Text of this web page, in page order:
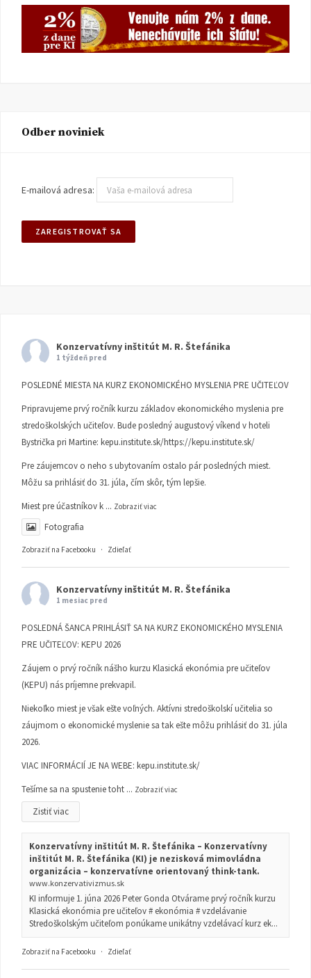
Odber noviniek
E-mailová adresa:
Konzervatívny inštitút M. R. Štefánika
1 týždeň pred
POSLEDNÉ MIESTA NA KURZ EKONOMICKÉHO MYSLENIA PRE UČITEĽOV
Pripravujeme prvý ročník kurzu základov ekonomického myslenia pre
stredoškolských učiteľov. Bude posledný augustový víkend v hoteli
Bystrička pri Martine: kepu.institute.sk/https://kepu.institute.sk/
Pre záujemcov o neho s ubytovaním ostalo pár posledných miest.
Môžu sa prihlásiť do 31. júla, čím skôr, tým lepšie.
Miest pre účastníkov k ... Zobraziť viac
Fotografia
Zobraziť na Facebooku · Zdieľať
Konzervatívny inštitút M. R. Štefánika
1 mesiac pred
POSLEDNÁ ŠANCA PRIHLÁSIŤ SA NA KURZ EKONOMICKÉHO MYSLENIA
PRE UČITEĽOV: KEPU 2026
Záujem o prvý ročník nášho kurzu Klasická ekonómia pre učiteľov
(KEPU) nás príjemne prekvapil.
Niekoľko miest je však ešte voľných. Aktívni stredoškolskí učitelia so
záujmom o ekonomické myslenie sa tak ešte môžu prihlásiť do 31. júla
2026.
VIAC INFORMÁCIÍ JE NA WEBE: kepu.institute.sk/
Tešíme sa na spustenie toht ... Zobraziť viac
Zistiť viac
Konzervatívny inštitút M. R. Štefánika – Konzervatívny
inštitút M. R. Štefánika (KI) je nezisková mimovládna
organizácia – konzervatívne orientovaný think-tank.
www.konzervativizmus.sk
KI informuje 1. júna 2026 Peter Gonda Otvárame prvý ročník kurzu
Klasická ekonómia pre učiteľov # ekonómia # vzdelávanie
Stredoškolským učiteľom ponúkame unikátny vzdelávací kurz ek...
Zobraziť na Facebooku · Zdieľať